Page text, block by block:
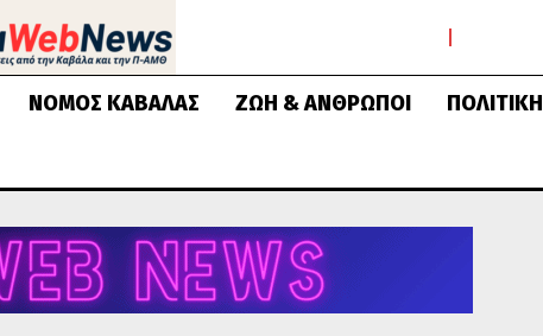
ΝΟΜΌΣ ΚΑΒΆΛΑΣ ΖΩΉ & ΆΝΘΡΩΠΟΙ ΠΟΛΙΤΙΚΉ